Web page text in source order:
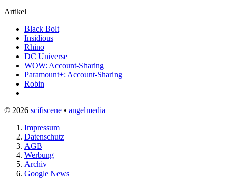
Artikel
Black Bolt
Insidious
Rhino
DC Universe
WOW: Account-Sharing
Paramount+: Account-Sharing
Robin
© 2026 scifiscene • angelmedia
Impressum
Datenschutz
AGB
Werbung
Archiv
Google News